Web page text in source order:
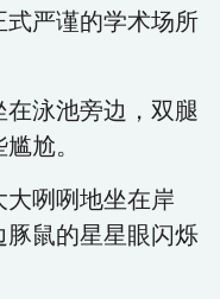
严谨的学术场所
泳池旁边，双腿
尬。
咧咧地坐在岸
鼠的星星眼闪烁